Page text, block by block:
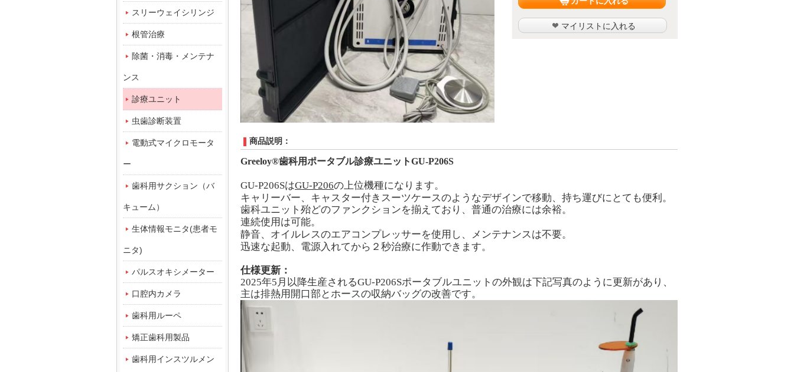
マイリストに入れる
商品説明：
Greeloy®歯科用ポータブル診療ユニットGU-P206S
GU-P206SはGU-P206の上位機種になります。
キャリーバー、キャスター付きスーツケースのようなデザインで移動、持ち運びにとても便利。
歯科ユニット殆どのファンクションを揃えており、普通の治療には余裕。
連続使用は可能。
静音、オイルレスのエアコンプレッサーを使用し、メンテナンスは不要。
迅速な起動、電源入れてから２秒治療に作動できます。
仕様更新：
2025年5月以降生産されるGU-P206Sポータブルユニットの外観は下記写真のように更新があり、
主は排熱用開口部とホースの収納バッグの改善です。
スリーウェイシリンジ
根管治療
除菌・消毒・メンテナ
ンス
診療ユニット
虫歯診断装置
電動式マイクロモータ
ー
歯科用サクション（バ
キューム）
生体情報モニタ(患者モ
ニタ)
パルスオキシメーター
口腔内カメラ
歯科用ルーペ
矯正歯科用製品
歯科用インスツルメン